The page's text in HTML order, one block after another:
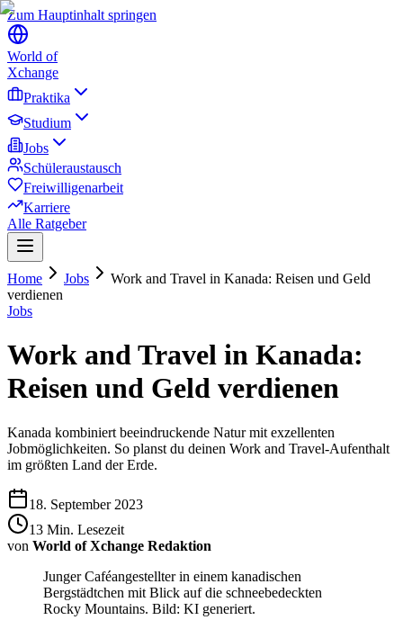
Zum Hauptinhalt springen
World of
Xchange
Praktika
Studium
Jobs
Schüleraustausch
Freiwilligenarbeit
Karriere
Alle Ratgeber
Home Jobs
Work and Travel in Kanada: Reisen und Geld
verdienen
Jobs
Work and Travel in Kanada:
Reisen und Geld verdienen
Kanada kombiniert beeindruckende Natur mit exzellenten
Jobmöglichkeiten. So planst du deinen Work and Travel-Aufenthalt
im größten Land der Erde.
18. September 2023
13 Min. Lesezeit
von World of Xchange Redaktion
Junger Caféangestellter in einem kanadischen
Bergstädtchen mit Blick auf die schneebedeckten
Rocky Mountains. Bild: KI generiert.